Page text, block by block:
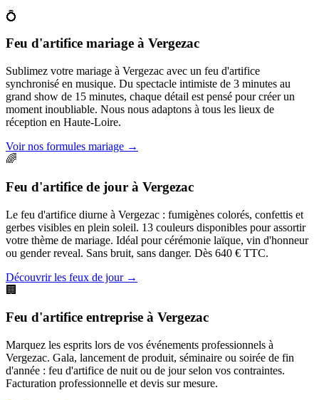
💍
Feu d'artifice mariage à Vergezac
Sublimez votre mariage à Vergezac avec un feu d'artifice
synchronisé en musique. Du spectacle intimiste de 3 minutes au
grand show de 15 minutes, chaque détail est pensé pour créer un
moment inoubliable. Nous nous adaptons à tous les lieux de
réception en Haute-Loire.
Voir nos formules mariage →
🌈
Feu d'artifice de jour à Vergezac
Le feu d'artifice diurne à Vergezac : fumigènes colorés, confettis et
gerbes visibles en plein soleil. 13 couleurs disponibles pour assortir
votre thème de mariage. Idéal pour cérémonie laïque, vin d'honneur
ou gender reveal. Sans bruit, sans danger. Dès 640 € TTC.
Découvrir les feux de jour→
🏢
Feu d'artifice entreprise à Vergezac
Marquez les esprits lors de vos événements professionnels à
Vergezac. Gala, lancement de produit, séminaire ou soirée de fin
d'année : feu d'artifice de nuit ou de jour selon vos contraintes.
Facturation professionnelle et devis sur mesure.